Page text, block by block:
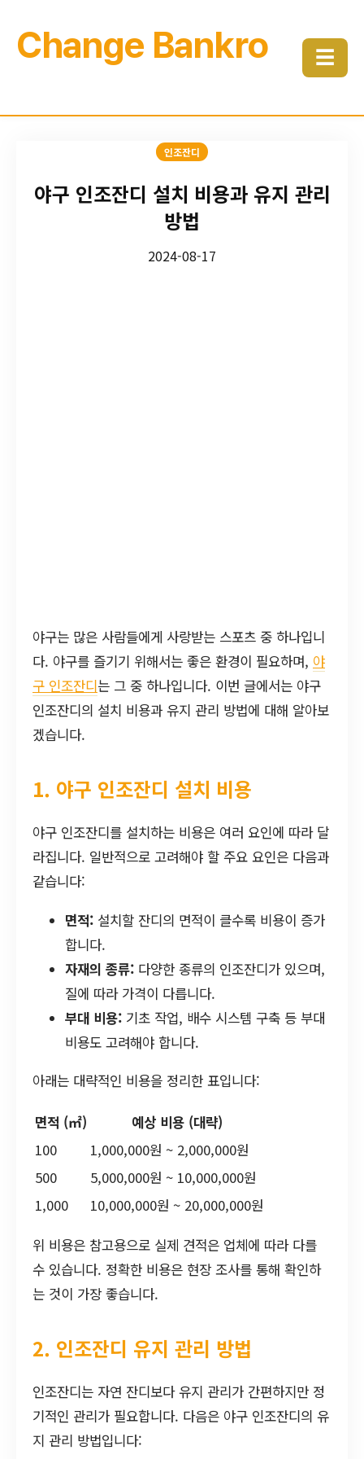
Change Bankro ☰
인조잔디
야구 인조잔디 설치 비용과 유지 관리
방법
2024-08-17
야구는 많은 사람들에게 사랑받는 스포츠 중 하나입니
다. 야구를 즐기기 위해서는 좋은 환경이 필요하며, 야
구 인조잔디는 그 중 하나입니다. 이번 글에서는 야구
인조잔디의 설치 비용과 유지 관리 방법에 대해 알아보
겠습니다.
1. 야구 인조잔디 설치 비용
야구 인조잔디를 설치하는 비용은 여러 요인에 따라 달
라집니다. 일반적으로 고려해야 할 주요 요인은 다음과
같습니다:
면적: 설치할 잔디의 면적이 클수록 비용이 증가
합니다.
자재의 종류: 다양한 종류의 인조잔디가 있으며,
질에 따라 가격이 다릅니다.
부대 비용: 기초 작업, 배수 시스템 구축 등 부대
비용도 고려해야 합니다.
아래는 대략적인 비용을 정리한 표입니다:
면적 (㎡)
예상 비용 (대략)
100
1,000,000원 ~ 2,000,000원
500
5,000,000원 ~ 10,000,000원
1,000
10,000,000원 ~ 20,000,000원
위 비용은 참고용으로 실제 견적은 업체에 따라 다를
수 있습니다. 정확한 비용은 현장 조사를 통해 확인하
는 것이 가장 좋습니다.
2. 인조잔디 유지 관리 방법
인조잔디는 자연 잔디보다 유지 관리가 간편하지만 정
기적인 관리가 필요합니다. 다음은 야구 인조잔디의 유
지 관리 방법입니다: